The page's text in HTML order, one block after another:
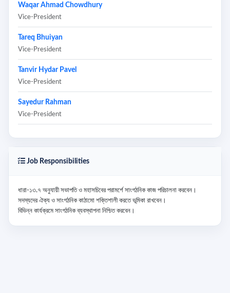
Waqar Ahmad Chowdhury
Vice-President
Tareq Bhuiyan
Vice-President
Tanvir Hydar Pavel
Vice-President
Sayedur Rahman
Vice-President
Job Responsibilities
ধারা-১৩.৭ অনুযায়ী সভাপতি ও মহাসচিবের পরামর্শে সাংগঠনিক কাজ পরিচালনা করবেন।
সদস্যদের ঐক্য ও সাংগঠনিক কাঠামো শক্তিশালী করতে ভূমিকা রাখবেন।
বিভিন্ন কার্যক্রমে সাংগঠনিক ব্যবস্থাপনা নিশ্চিত করবেন।